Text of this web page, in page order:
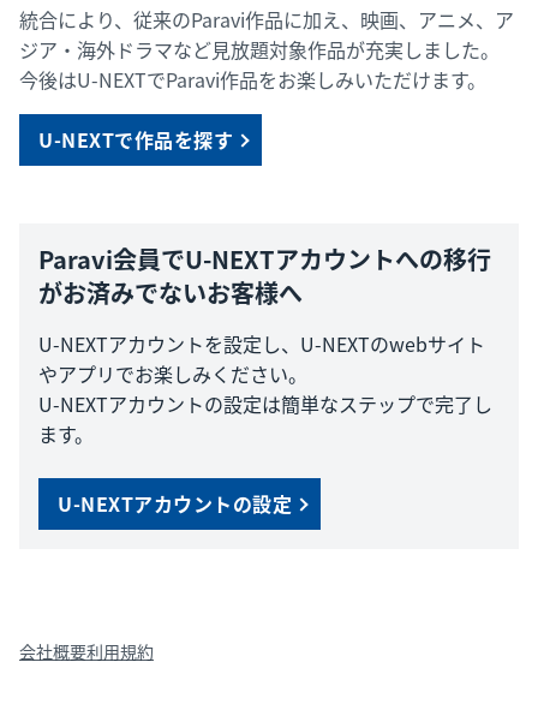
統合により、従来のParavi作品に加え、映画、アニメ、ア
ジア・海外ドラマなど見放題対象作品が充実しました。
今後はU-NEXTでParavi作品をお楽しみいただけます。
U-NEXTで作品を探す
Paravi会員でU-NEXTアカウントへの移行
がお済みでないお客様へ
U-NEXTアカウントを設定し、U-NEXTのwebサイト
やアプリでお楽しみください。
U-NEXTアカウントの設定は簡単なステップで完了し
ます。
U-NEXTアカウントの設定
会社概要利用規約